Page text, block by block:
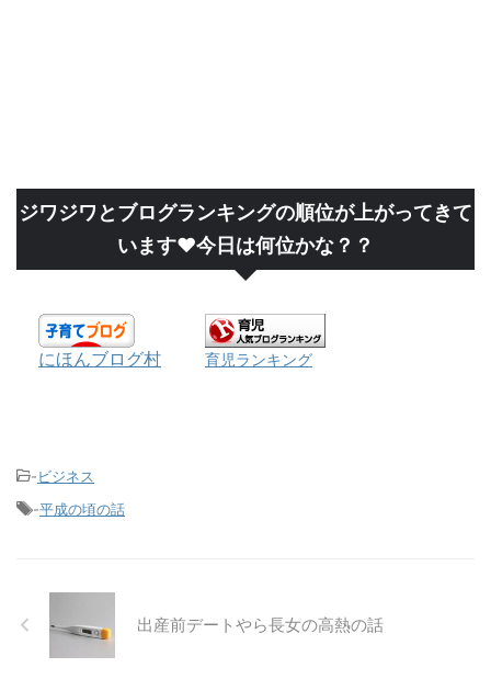
ジワジワとブログランキングの順位が上がってきて
います❤今日は何位かな？？
にほんブログ村 育児ランキング
-ビジネス
-平成の頃の話
出産前デートやら長女の高熱の話